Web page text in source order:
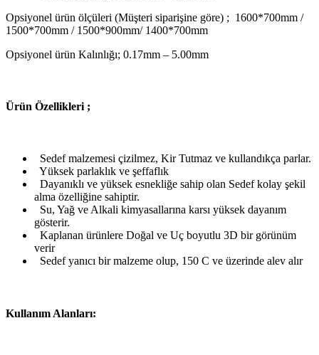
Opsiyonel ürün ölçüleri (Müşteri siparişine göre) ; 1600*700mm /
1500*700mm / 1500*900mm/ 1400*700mm
Opsiyonel ürün Kalınlığı; 0.17mm – 5.00mm
Ürün Özellikleri ;
Sedef malzemesi çizilmez, Kir Tutmaz ve kullandıkça parlar.
Yüksek parlaklık ve şeffaflık
Dayanıklı ve yüksek esnekliğe sahip olan Sedef kolay şekil
alma özelliğine sahiptir.
Su, Yağ ve Alkali kimyasallarına karsı yüksek dayanım
gösterir.
Kaplanan ürünlere Doğal ve Uç boyutlu 3D bir görünüm
verir
Sedef yanıcı bir malzeme olup, 150 C ve üzerinde alev alır
Kullanım Alanları: